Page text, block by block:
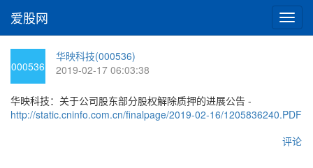
切
换
爱股网
000536
华映科技(000536)
2019-02-17 06:03:38
华映科技：关于公司股东部分股权解除质押的进展公告 -
http://static.cninfo.com.cn/finalpage/2019-02-16/1205836240.PDF
评论